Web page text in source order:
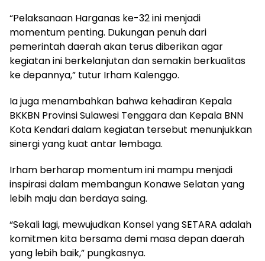
“Pelaksanaan Harganas ke-32 ini menjadi
momentum penting. Dukungan penuh dari
pemerintah daerah akan terus diberikan agar
kegiatan ini berkelanjutan dan semakin berkualitas
ke depannya,” tutur Irham Kalenggo.
Ia juga menambahkan bahwa kehadiran Kepala
BKKBN Provinsi Sulawesi Tenggara dan Kepala BNN
Kota Kendari dalam kegiatan tersebut menunjukkan
sinergi yang kuat antar lembaga.
Irham berharap momentum ini mampu menjadi
inspirasi dalam membangun Konawe Selatan yang
lebih maju dan berdaya saing.
“Sekali lagi, mewujudkan Konsel yang SETARA adalah
komitmen kita bersama demi masa depan daerah
yang lebih baik,” pungkasnya.